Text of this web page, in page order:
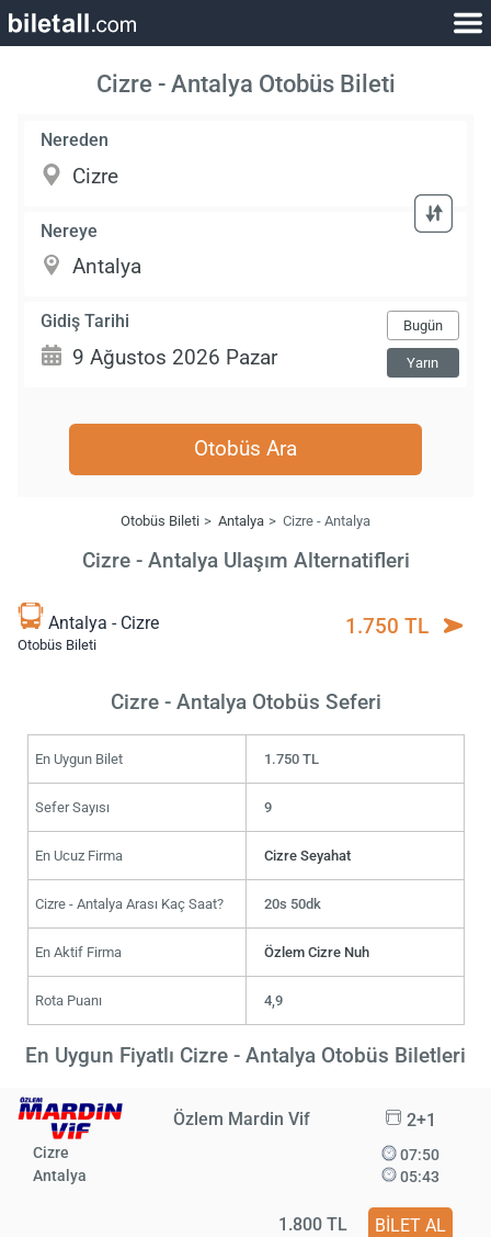
Cizre - Antalya Otobüs Bileti
Nereden
Nereye
Gidiş Tarihi Bugün
Yarın
Otobüs Ara
Otobüs Bileti Antalya Cizre - Antalya
Cizre - Antalya Ulaşım Alternatifleri
Antalya - Cizre
Otobüs Bileti
1.750 TL
Cizre - Antalya Otobüs Seferi
En Uygun Bilet 1.750 TL
Sefer Sayısı 9
En Ucuz Firma Cizre Seyahat
Cizre - Antalya Arası Kaç Saat? 20s 50dk
En Aktif Firma Özlem Cizre Nuh
Rota Puanı 4,9
En Uygun Fiyatlı Cizre - Antalya Otobüs Biletleri
Özlem Mardin Vif 2+1
Cizre
Antalya
07:50
05:43
1.800 TL BİLET AL